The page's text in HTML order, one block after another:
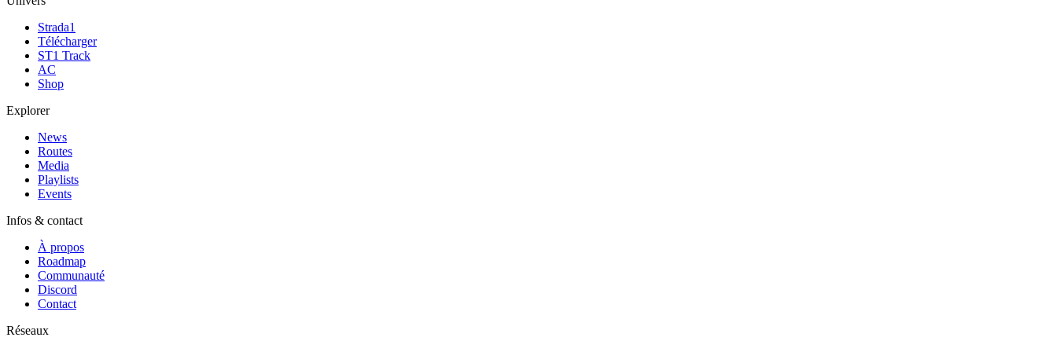
Strada1
Télécharger
ST1 Track
AC
Shop
Explorer
News
Routes
Media
Playlists
Events
Infos & contact
À propos
Roadmap
Communauté
Discord
Contact
Réseaux